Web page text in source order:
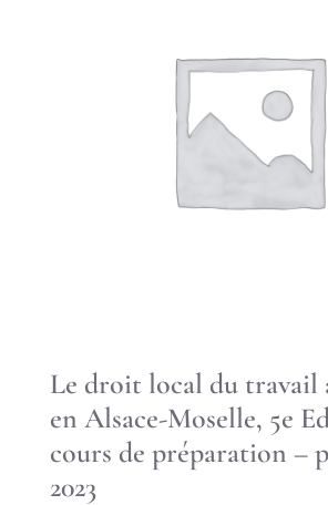
Le droit local du travail
en Alsace-Moselle, 5e
cours de préparation –
2023